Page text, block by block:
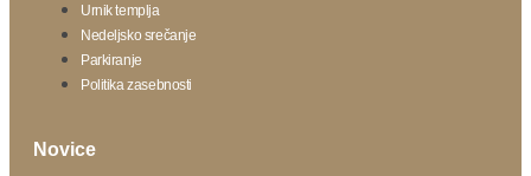
Urnik templja
Nedeljsko srečanje
Parkiranje
Politika zasebnosti
Novice